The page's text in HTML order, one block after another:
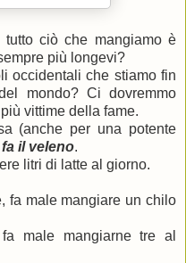
ciò che mangiamo è
più longevi?
occidentali che stiamo fin
mondo? Ci dovremmo
vittime della fame.
(anche per una potente
il veleno.
litri di latte al giorno.
fa male mangiare un chilo
male mangiarne tre al